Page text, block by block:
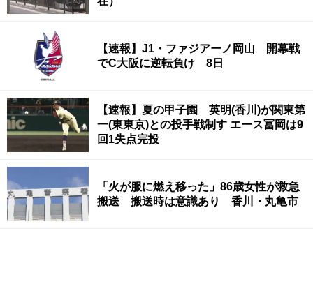
【速報】J1・ファジアーノ岡山 開幕戦
でC大阪に逆転負け 8日
【速報】夏の甲子園 英明(香川)が関東第
一(東東京)との投手戦制す エース冨岡は9
回1失点完投
「火が服に燃え移った」86歳女性が救急
搬送 搬送時は意識あり 香川・丸亀市